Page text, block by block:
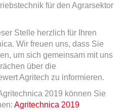
für den Agrarsektor
Stelle herzlich für Ihren
Wir freuen uns, dass Sie
um sich gemeinsam mit uns
über die
Agritech zu informieren.
2019 können Sie
Agritechnica 2019